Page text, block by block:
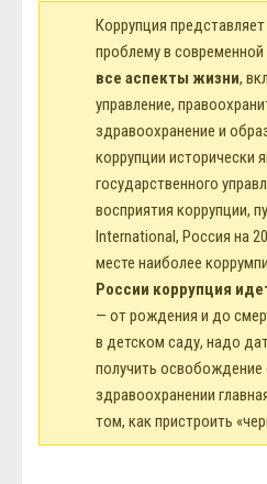
Коррупция
проблему в
все аспекты жизни,
управление,
здравоохранение и
коррупции исторически
государственного
восприятия коррупции,
International, Россия на
месте наиболее
России коррупция
— от рождения и до
в детском саду, надо
получить освобождение
здравоохранении
том, как пристроить